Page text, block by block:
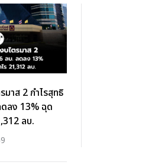
มาส 2 กำไรสุทธิ
ลง 13% ฉุด
ลบ.